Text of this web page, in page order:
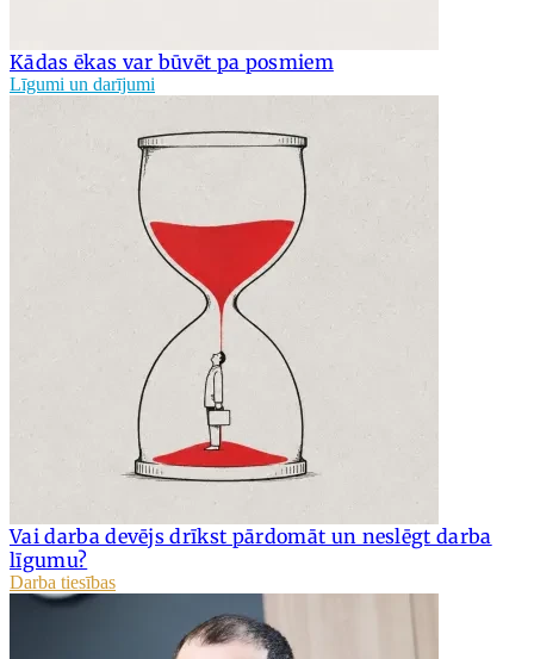
Kādas ēkas var būvēt pa posmiem
Līgumi un darījumi
Vai darba devējs drīkst pārdomāt un neslēgt darba
līgumu?
Darba tiesības